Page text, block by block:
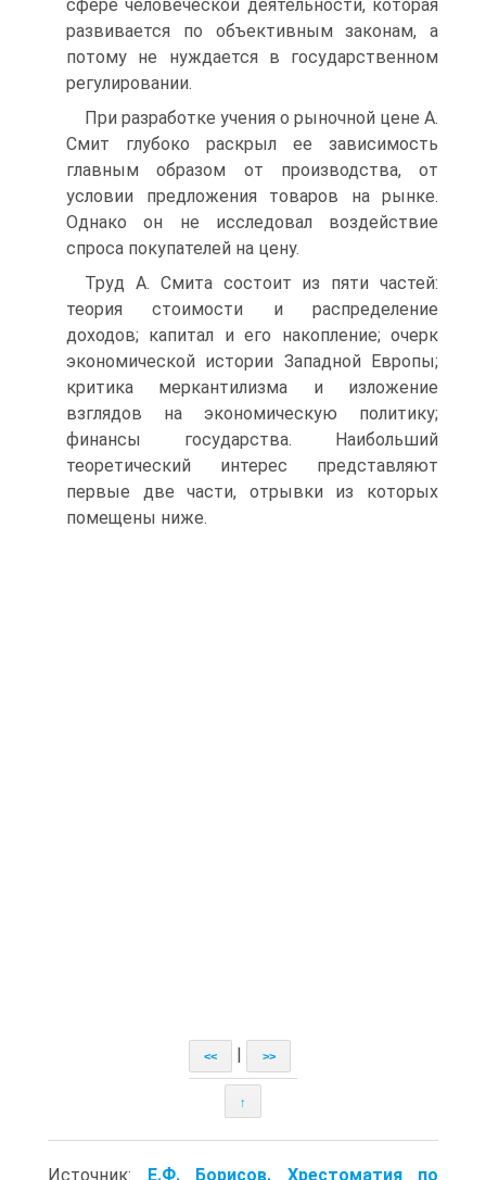
сфере человеческой деятельности, которая
развивается по объективным законам, а
потому не нуждается в государственном
регулировании.
При разработке учения о рыночной цене А.
Смит глубоко раскрыл ее зависимость
главным образом от производства, от
условии предложения товаров на рынке.
Однако он не исследовал воздействие
спроса покупателей на цену.
Труд А. Смита состоит из пяти частей:
теория стоимости и распределение
доходов; капитал и его накопление; очерк
экономической истории Западной Европы;
критика меркантилизма и изложение
взглядов на экономическую политику;
финансы государства. Наибольший
теоретический интерес представляют
первые две части, отрывки из которых
помещены ниже.
<< >>
↑
Источник: Е.Ф. Борисов. Хрестоматия по